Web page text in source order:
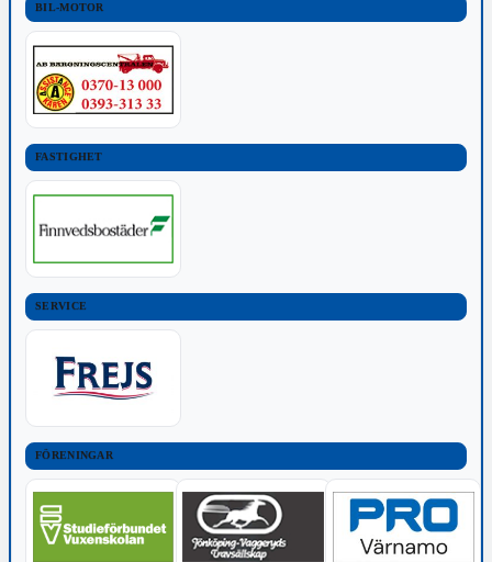
BIL-MOTOR
FASTIGHET
SERVICE
FÖRENINGAR